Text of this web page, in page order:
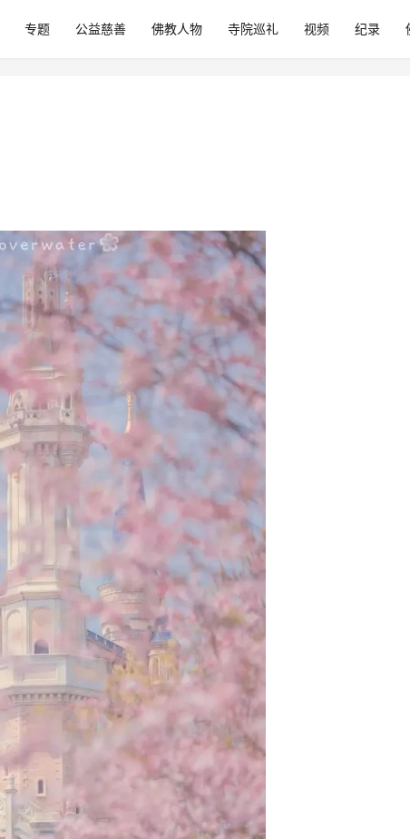
专题 公益慈善 佛教人物 寺院巡礼 视频 纪录